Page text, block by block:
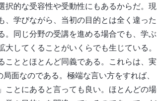
択的な受容性や受動性にもあるからだ。現
学びながら、当初の目的とは全く違った
。同じ分野の受講を進める場合でも、学ぶ
してくることがいくらでも生じている。
ととほとんど同義である。これらは、実
面なのである。極端な言い方をすれば、
ことにあると言っても良い。ほとんどの場